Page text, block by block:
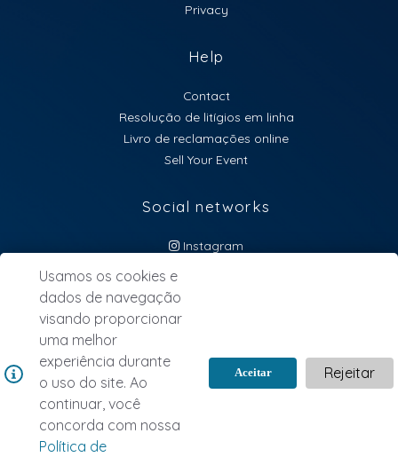
Privacy
Help
Contact
Resolução de litígios em linha
Livro de reclamações online
Sell Your Event
Social networks
Instagram
atendimento@lebillet.eu
NEWSLETTER
Usamos os cookies e
dados de navegação
visando proporcionar
uma melhor
experiência durante
o uso do site. Ao
continuar, você
concorda com nossa
Política de
Aceitar Rejeitar